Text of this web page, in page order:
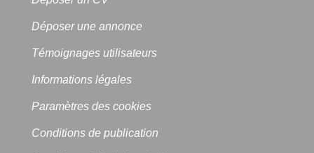
Déposer une annonce
Témoignages utilisateurs
Informations légales
Paramètres des cookies
Conditions de publication